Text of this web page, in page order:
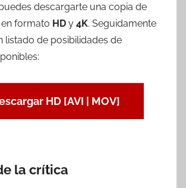
descargarte una copia de
formato HD y 4K. Seguidamente
listado de posibilidades de
HD [AVI | MOV]
la crítica